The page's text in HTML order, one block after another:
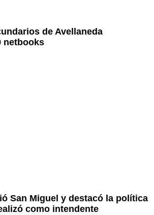
de Avellaneda
netbooks
San Miguel y destacó la política
como intendente